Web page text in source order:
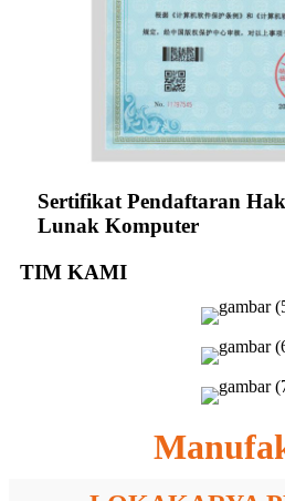
Sertifikat Pendaftaran
Lunak Komputer
TIM KAMI